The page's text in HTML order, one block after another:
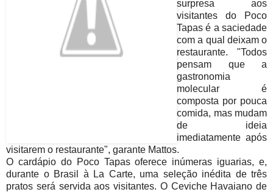
surpresa aos
visitantes do Poco
Tapas é a saciedade
com a qual deixam o
restaurante. "Todos
pensam que a
gastronomia
molecular é
composta por pouca
comida, mas mudam
de ideia
imediatamente após
visitarem o restaurante", garante Mattos.
O cardápio do Poco Tapas oferece inúmeras iguarias, e,
durante o Brasil à La Carte, uma seleção inédita de três
pratos será servida aos visitantes. O Ceviche Havaiano de